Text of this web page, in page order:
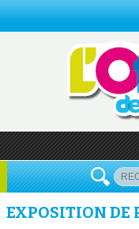
EXPOSITION DE